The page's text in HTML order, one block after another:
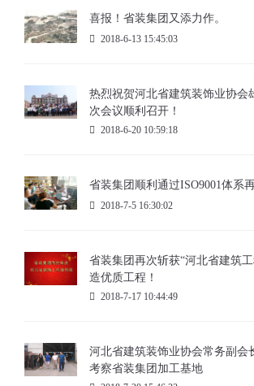
喜报！省装集团又添力作。
2018-6-13 15:45:03
热烈祝贺河北省建筑装饰业协会
次会议顺利召开！
2018-6-20 10:59:18
省装集团顺利通过ISO9001体系
2018-7-5 16:30:02
省装集团再次斩获“河北省建筑
造优质工程！
2018-7-17 10:44:49
河北省建筑装饰业协会常务副会
考察省装集团加工基地